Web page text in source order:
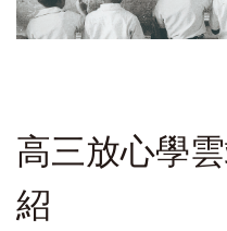
高三放心學
紹